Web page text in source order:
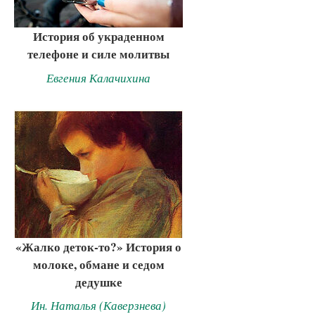
История об украденном
телефоне и силе молитвы
Евгения Калачихина
«Жалко деток-то?» История о
молоке, обмане и седом
дедушке
Ин. Наталья (Каверзнева)